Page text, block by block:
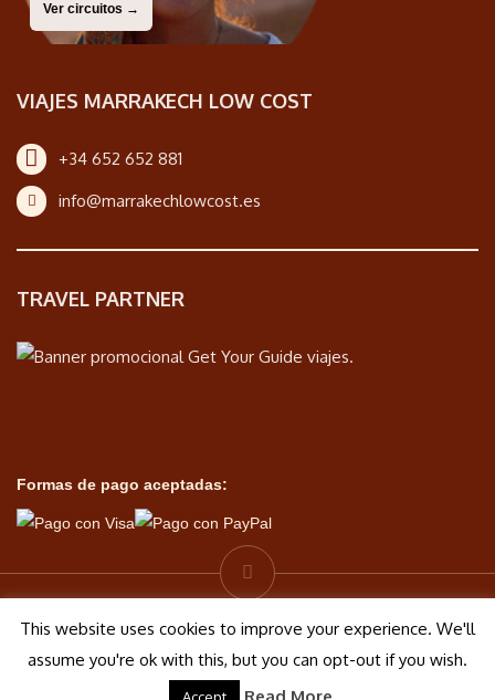
Ver circuitos →
VIAJES MARRAKECH LOW COST
+34 652 652 881
info@marrakechlowcost.es
TRAVEL PARTNER
Formas de pago aceptadas:
© Marrakech Low Cost 2026| Diseño por Puntoy
Polí­tica de cookies
This website uses cookies to improve your experience. We'll
assume you're ok with this, but you can opt-out if you wish.